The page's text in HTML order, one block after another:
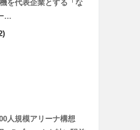
を代表企業とする「な
…
人規模アリーナ構想